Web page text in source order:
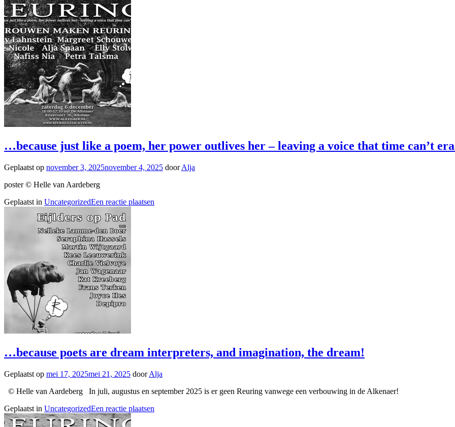
…because just like a poem, her power outlives her – leaving a voice that time can’t
Geplaatst op november 3, 2025november 4, 2025 doorAlja
poster © Helle van Aardeberg
Geplaatst in UncategorizedEen reactie plaatsen
…because poets are dream interpreters, and imagination, the dream!
Geplaatst op mei 17, 2025mei 21, 2025 doorAlja
© Helle van Aardeberg In juli, augustus en september 2025 is er geen Reuring vanwege een verbouwing in de Alkenaer!
Geplaatst in UncategorizedEen reactie plaatsen